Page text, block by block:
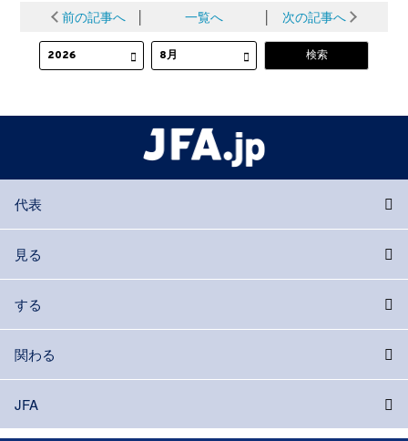
前の記事へ │ 一覧へ │ 次の記事へ
代表
見る
する
関わる
JFA